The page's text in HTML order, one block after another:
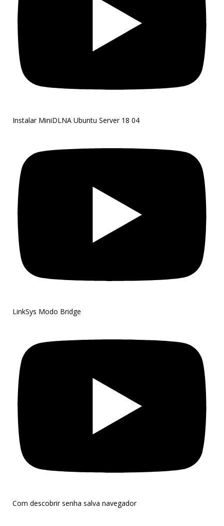
Instalar MiniDLNA Ubuntu Server 18 04
LinkSys Modo Bridge
Com descobrir senha salva navegador